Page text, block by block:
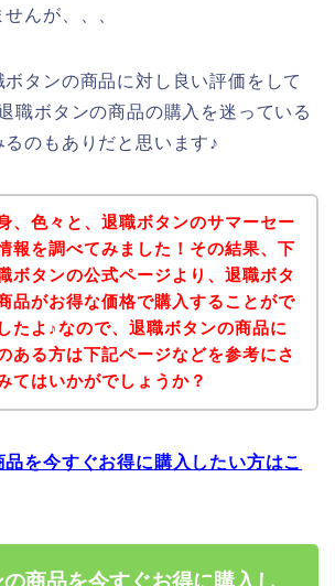
んが、、、
タンの商品に対し良い評価をして
職ボタンの商品の購入を迷っている
るのもありだと思います♪
、色々と、退職ボタンのサマーセー
報を調べてみました！その結果、下
ボタンの公式ページより、退職ボタ
品がお得な価格で購入することがで
たよ♪なので、退職ボタンの商品に
ある方は下記ページなどを参考にさ
てはいかがでしょうか？
を今すぐお得に購入したい方はこ
商品を今すぐお得に購入し